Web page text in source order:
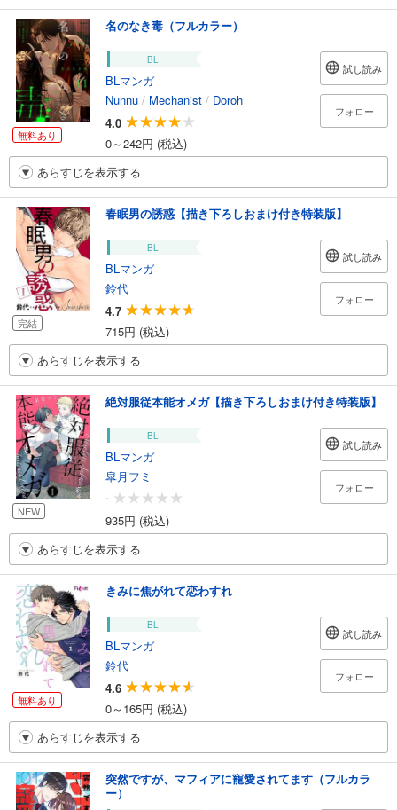
無料あり
名のなき毒（フルカラー）
BL
BLマンガ
Nunnu / Mechanist / Doroh
4.0
0～242円 (税込)
試し読み
フォロー
あらすじを表示する
完結
春眠男の誘惑【描き下ろしおまけ付き特装版】
BL
BLマンガ
鈴代
4.7
715円 (税込)
試し読み
フォロー
あらすじを表示する
NEW
絶対服従本能オメガ【描き下ろしおまけ付き特装版】
BL
BLマンガ
皐月フミ
-
935円 (税込)
試し読み
フォロー
あらすじを表示する
無料あり
きみに焦がれて恋わすれ
BL
BLマンガ
鈴代
4.6
0～165円 (税込)
試し読み
フォロー
あらすじを表示する
突然ですが、マフィアに寵愛されてます（フルカラ
ー）